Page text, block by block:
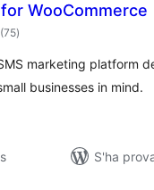
WooCommerce
(75puntuacions
totals
)
marketing platform
businesses in mind.
S'ha